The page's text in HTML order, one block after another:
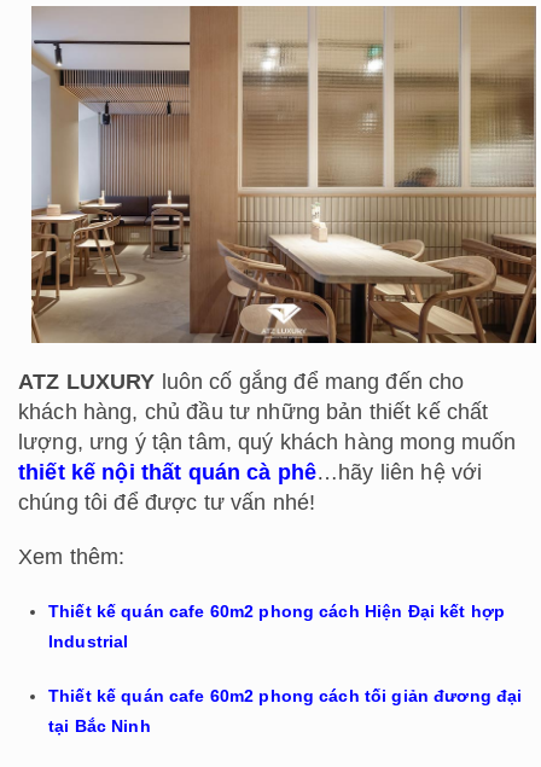
ATZ LUXURY luôn cố gắng để mang đến cho
khách hàng, chủ đầu tư những bản thiết kế chất
lượng, ưng ý tận tâm, quý khách hàng mong muốn
thiết kế nội thất quán cà phê…hãy liên hệ với
chúng tôi để được tư vấn nhé!
Xem thêm:
Thiết kế quán cafe 60m2 phong cách Hiện Đại kết hợp
Industrial
Thiết kế quán cafe 60m2 phong cách tối giản đương đại
tại Bắc Ninh